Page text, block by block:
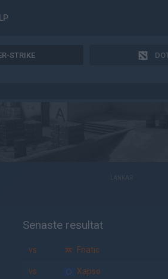
STRIKE
Senaste resultat
vs. Fnatic
vs. Xapso